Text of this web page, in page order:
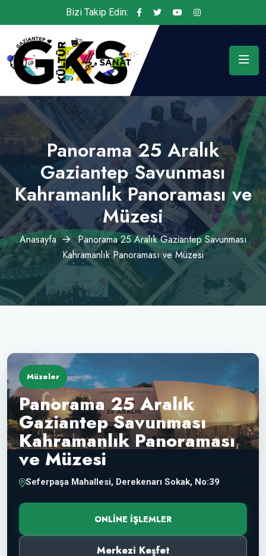
Bizi Takip Edin:
Panorama 25 Aralık
Gaziantep Savunması
Kahramanlık Panoraması ve
Müzesi
Anasayfa
Panorama 25 Aralık Gaziantep Savunması
Kahramanlık Panoraması ve Müzesi
Müzeler
Panorama 25 Aralık
Gaziantep Savunması
Kahramanlık Panoraması
ve Müzesi
Seferpaşa Mahallesi, Derekenarı Sokak, No:39
ONLINE İŞLEMLER
Merkezi Keşfet